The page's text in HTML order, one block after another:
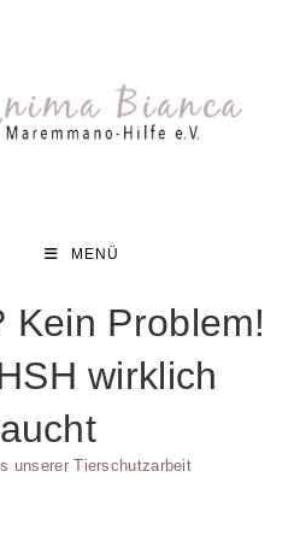
MENÜ
Kein Problem!
wirklich
unserer Tierschutzarbeit